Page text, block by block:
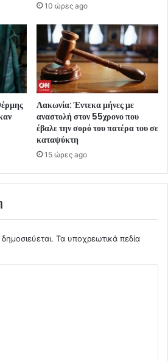
10 ώρες ago
Λακωνία: Έντεκα μήνες με
αναστολή στον 55χρονο που
έβαλε την σορό του πατέρα του σε
καταψύκτη
15 ώρες ago
Τα υποχρεωτικά πεδία